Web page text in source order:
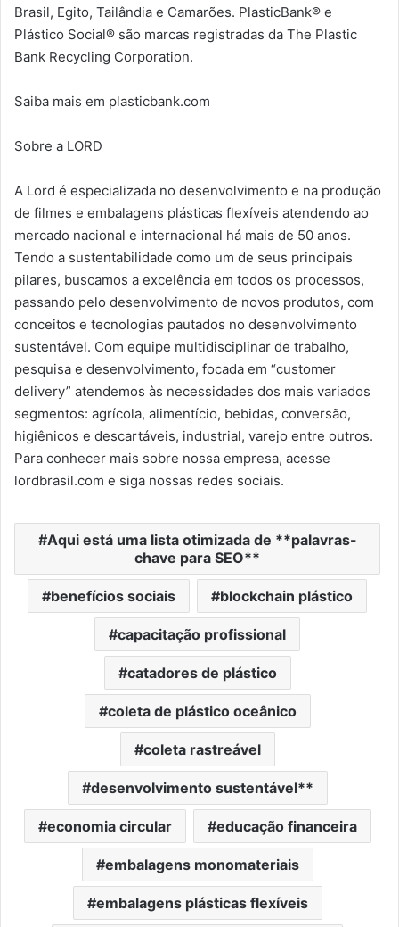
Brasil, Egito, Tailândia e Camarões. PlasticBank® e
Plástico Social® são marcas registradas da The Plastic
Bank Recycling Corporation.
Saiba mais em plasticbank.com
Sobre a LORD
A Lord é especializada no desenvolvimento e na produção
de filmes e embalagens plásticas flexíveis atendendo ao
mercado nacional e internacional há mais de 50 anos.
Tendo a sustentabilidade como um de seus principais
pilares, buscamos a excelência em todos os processos,
passando pelo desenvolvimento de novos produtos, com
conceitos e tecnologias pautados no desenvolvimento
sustentável. Com equipe multidisciplinar de trabalho,
pesquisa e desenvolvimento, focada em “customer
delivery” atendemos às necessidades dos mais variados
segmentos: agrícola, alimentício, bebidas, conversão,
higiênicos e descartáveis, industrial, varejo entre outros.
Para conhecer mais sobre nossa empresa, acesse
lordbrasil.com e siga nossas redes sociais.
Aqui está uma lista otimizada de **palavras-
chave para SEO**
benefícios sociais blockchain plástico
capacitação profissional
catadores de plástico
coleta de plástico oceânico
coleta rastreável
desenvolvimento sustentável**
economia circular educação financeira
embalagens monomateriais
embalagens plásticas flexíveis